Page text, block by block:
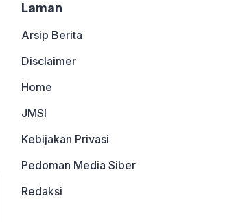
Laman
Arsip Berita
Disclaimer
Home
JMSI
Kebijakan Privasi
Pedoman Media Siber
Redaksi